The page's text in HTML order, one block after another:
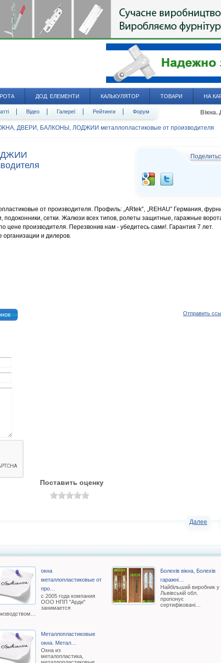
ДОД. ЕЛЕМЕНТИ КАЛЬКУЛЯТОР ТОВАРИ НА
Відео Галереї Рейтинги Форум Вікна.
ДВЕРИ, БАЛКОНЫ, ЛОДЖИИ металлопластиковые от производителя
от производителя. Профиль: „ARtek”, „REHAU” Германия,
подоконники, сетки. Жалюзи всех типов, ролеты защитные, гаражные
цене производителя. Перезвонив нам - убедитесь сами!. Гарантия 7 лет.
организации и дилеров.
Отправить
Поставить оценку
Далее
окна
металлопластиковые от
про…
с 2005 года компания
ООО НПП "Арди"
занимается
Болехів вікна, Болехів
гаражні…
Найбільший виробник у
Львівській обл.
пропонує
сертифіковані…
Металлопластиковые
окна. Метал…
Окна из
металопластика,